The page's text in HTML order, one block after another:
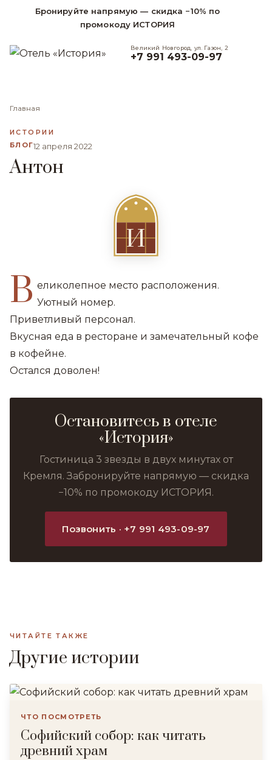
Бронируйте напрямую — скидка −10% по
промокоду ИСТОРИЯ
Великий Новгород, ул. Газон, 2
+7 991 493-09-97
Главная
ИСТОРИИ
БЛОГ12 апреля 2022
Антон
И
В еликолепное место расположения.
Уютный номер.
Приветливый персонал.
Вкусная еда в ресторане и замечательный кофе
в кофейне.
Остался доволен!
Остановитесь в отеле
«История»
Гостиница 3 звезды в двух минутах от
Кремля. Забронируйте напрямую — скидка
−10% по промокоду ИСТОРИЯ.
Позвонить · +7 991 493-09-97
ЧИТАЙТЕ ТАКЖЕ
Другие истории
ЧТО ПОСМОТРЕТЬ
Софийский собор: как читать
древний храм